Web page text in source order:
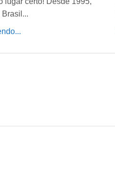
Brasil...